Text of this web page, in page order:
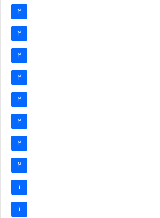
2
2
2
2
2
2
2
2
1
1